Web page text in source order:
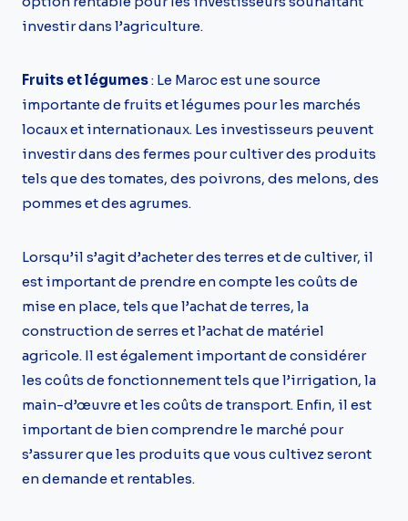
investir dans l’agriculture.
Fruits et légumes: Le Maroc est une source
importante de fruits et légumes pour les marchés
locaux et internationaux. Les investisseurs peuvent
investir dans des fermes pour cultiver des produits
tels que des tomates, des poivrons, des melons, des
pommes et des agrumes.
Lorsqu’il s’agit d’acheter des terres et de cultiver, il
est important de prendre en compte les coûts de
mise en place, tels que l’achat de terres, la
construction de serres et l’achat de matériel
agricole. Il est également important de considérer
les coûts de fonctionnement tels que l’irrigation, la
main-d’œuvre et les coûts de transport. Enfin, il est
important de bien comprendre le marché pour
s’assurer que les produits que vous cultivez seront
en demande et rentables.